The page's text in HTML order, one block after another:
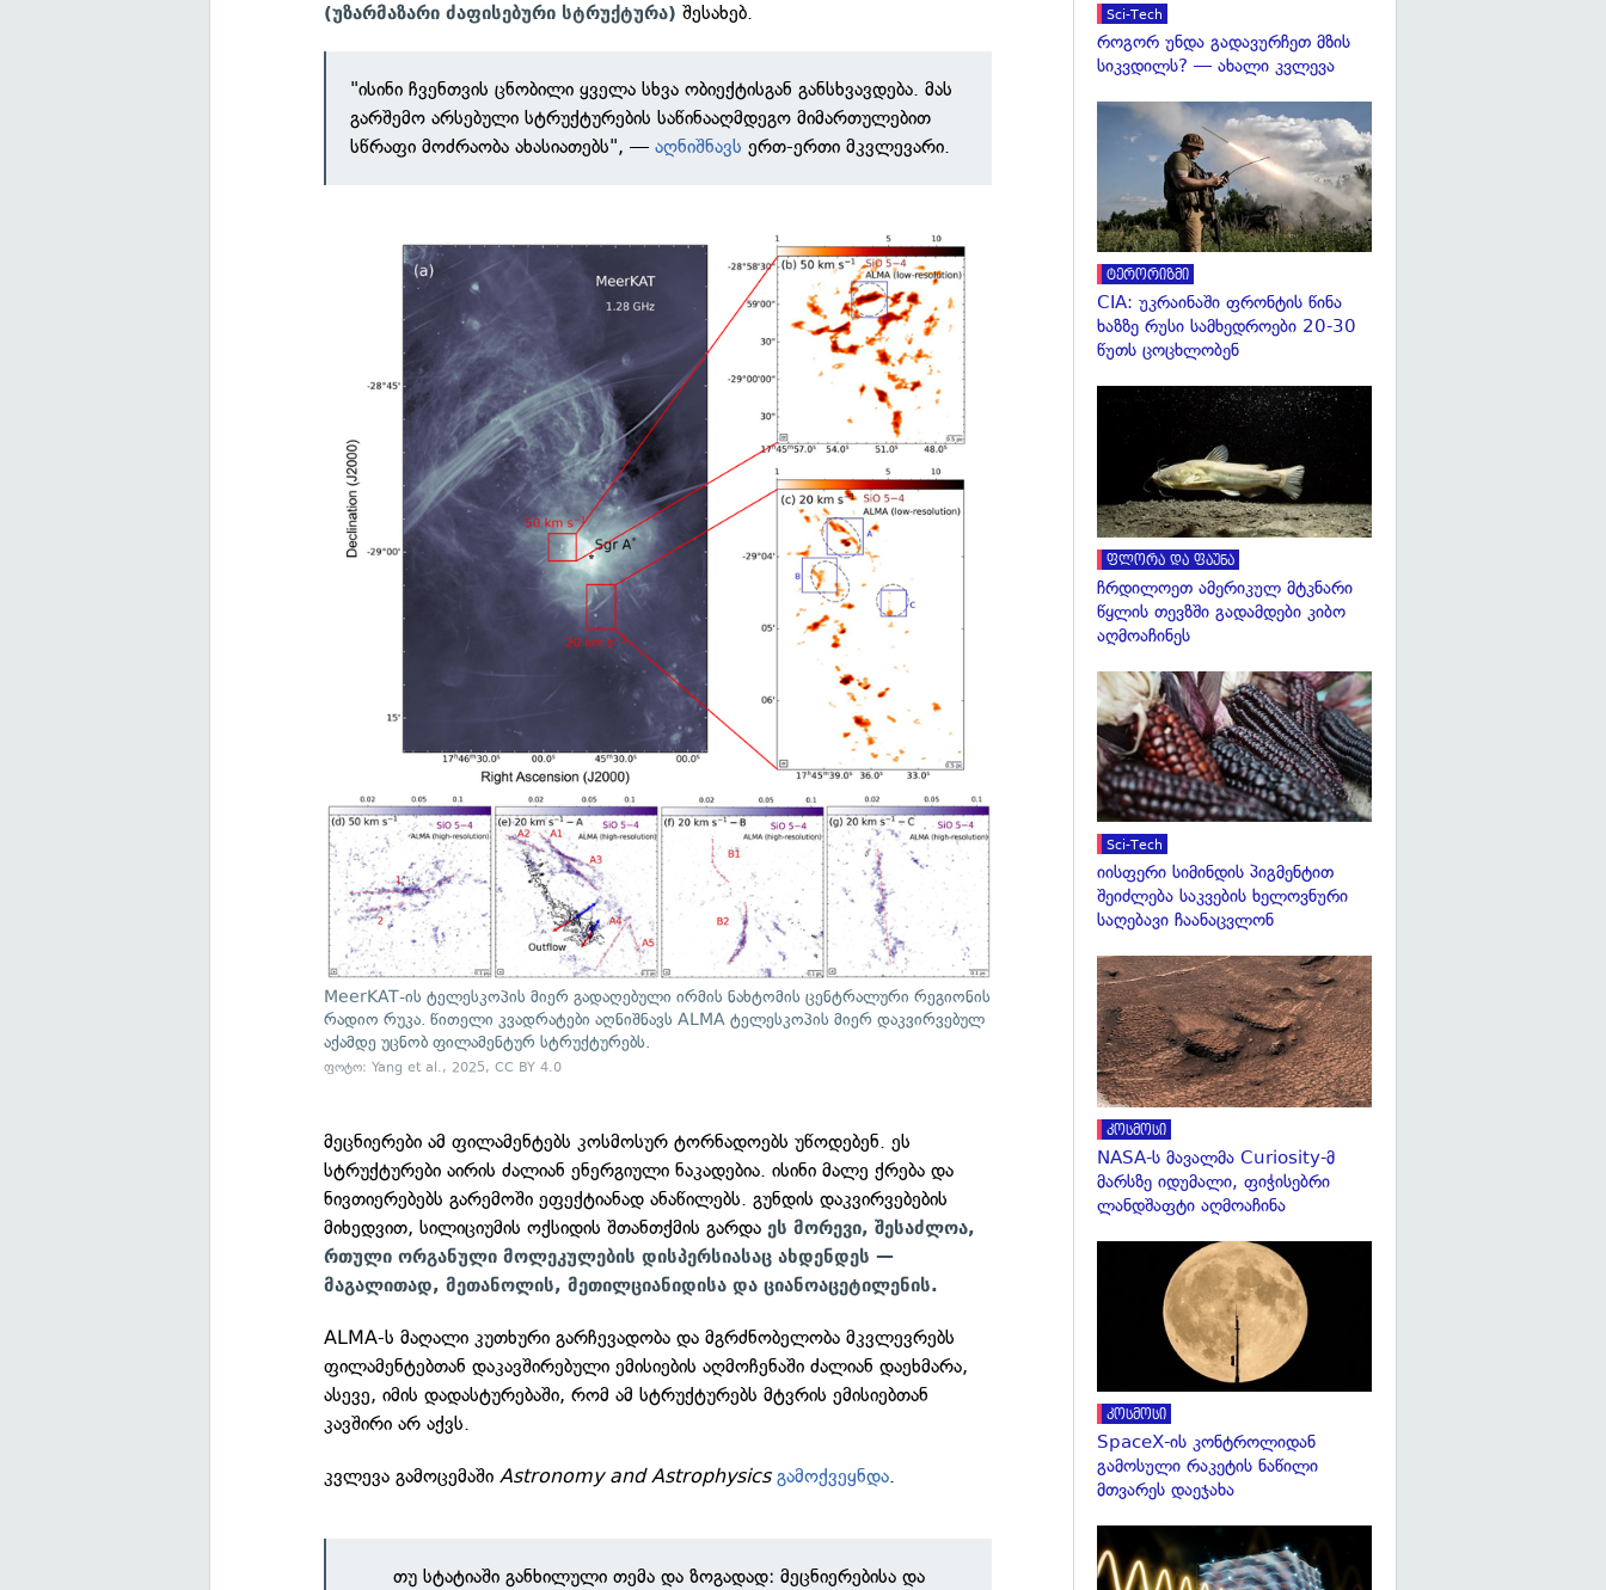
(უზარმაზარი ძაფისებური სტრუქტურა) შესახებ.
"ისინი ჩვენთვის ცნობილი ყველა სხვა ობიექტისგან განსხვავდება. მას
გარშემო არსებული სტრუქტურების საწინააღმდეგო მიმართულებით
სწრაფი მოძრაობა ახასიათებს", —აღნიშნავს ერთ-ერთი მკვლევარი.
MeerKAT-ის ტელესკოპის მიერ გადაღებული ირმის ნახტომის ცენტრალური რეგიონის
რადიო რუკა. წითელი კვადრატები აღნიშნავს ALMA ტელესკოპის მიერ დაკვირვებულ
აქამდე უცნობ ფილამენტურ სტრუქტურებს.
ფოტო: Yang et al., 2025, CC BY 4.0
მეცნიერები ამ ფილამენტებს კოსმოსურ ტორნადოებს უწოდებენ. ეს
სტრუქტურები აირის ძალიან ენერგიული ნაკადებია. ისინი მალე ქრება და
ნივთიერებებს გარემოში ეფექტიანად ანაწილებს. გუნდის დაკვირვებების
მიხედვით, სილიციუმის ოქსიდის შთანთქმის გარდაეს მორევი, შესაძლოა,
რთული ორგანული მოლეკულების დისპერსიასაც ახდენდეს —
მაგალითად, მეთანოლის, მეთილციანიდისა და ციანოაცეტილენის.
ALMA-ს მაღალი კუთხური გარჩევადობა და მგრძნობელობა მკვლევრებს
ფილამენტებთან დაკავშირებული ემისიების აღმოჩენაში ძალიან დაეხმარა,
ასევე, იმის დადასტურებაში, რომ ამ სტრუქტურებს მტვრის ემისიებთან
კავშირი არ აქვს.
კვლევა გამოცემაშიAstronomy and Astrophysicsგამოქვეყნდა.
თუ სტატიაში განხილული თემა და ზოგადად: მეცნიერებისა და
Sci-Tech
როგორ უნდა გადავურჩეთ მზის
სიკვდილს? — ახალი კვლევა
ტერორიზმი
CIA: უკრაინაში ფრონტის წინა
ხაზზე რუსი სამხედროები 20-30
წუთს ცოცხლობენ
ფლორა და ფაუნა
ჩრდილოეთ ამერიკულ მტკნარი
წყლის თევზში გადამდები კიბო
აღმოაჩინეს
Sci-Tech
იისფერი სიმინდის პიგმენტით
შეიძლება საკვების ხელოვნური
საღებავი ჩაანაცვლონ
კოსმოსი
NASA-ს მავალმა Curiosity-მ
მარსზე იდუმალი, ფიჭისებრი
ლანდშაფტი აღმოაჩინა
კოსმოსი
SpaceX-ის კონტროლიდან
გამოსული რაკეტის ნაწილი
მთვარეს დაეჯახა